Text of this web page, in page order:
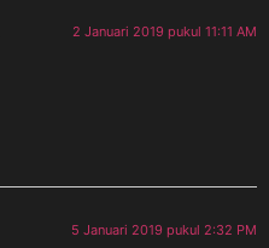
2 Januari 2019 pukul 11:11 AM
5 Januari 2019 pukul 2:32 PM